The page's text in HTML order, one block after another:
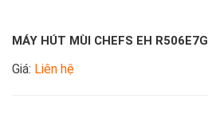
MÁY HÚT MÙI CHEFS EH R506E7G
Giá: Liên hệ